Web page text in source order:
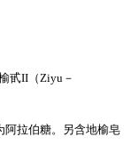
甙II（Ziyu－
阿拉伯糖。另含地榆皂